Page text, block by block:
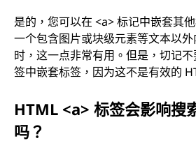
是的，您可以在 <a> 标记中嵌套其
一个包含图片或块级元素等文本以
时，这一点非常有用。但是，切记
签中嵌套标签，因为这不是有效的
HTML <a> 标签会影响搜
吗？